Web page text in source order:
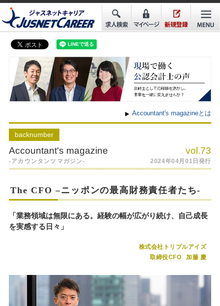
Accountant's magazineとは
backnumber
Accountant's magazine vol.73
-アカウンタンツマガジン- 2024年04月01日発行
The CFO –ニッポンの最高財務責任者たち-
「業務領域は無限にある。経験の幅が広がり続け、自己成長
を実感する日々」
株式会社トリプルアイズ
取締役CFO
加藤 慶